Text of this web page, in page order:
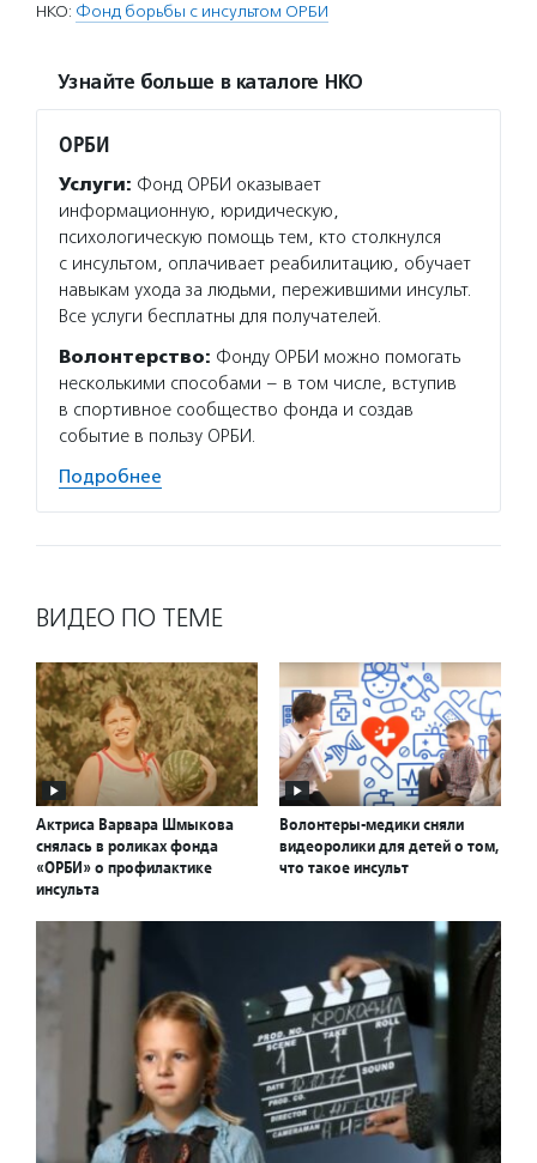
НКО: Фонд борьбы с инсультом ОРБИ
Узнайте больше в каталоге НКО
ОРБИ
Услуги: Фонд ОРБИ оказывает
информационную, юридическую,
психологическую помощь тем, кто столкнулся
с инсультом, оплачивает реабилитацию, обучает
навыкам ухода за людьми, пережившими инсульт.
Все услуги бесплатны для получателей.
Волонтерство: Фонду ОРБИ можно помогать
несколькими способами – в том числе, вступив
в спортивное сообщество фонда и создав
событие в пользу ОРБИ.
Подробнее
ВИДЕО ПО ТЕМЕ
Актриса Варвара Шмыкова
снялась в роликах фонда
«ОРБИ» о профилактике
инсульта
Волонтеры-медики сняли
видеоролики для детей о том,
что такое инсульт